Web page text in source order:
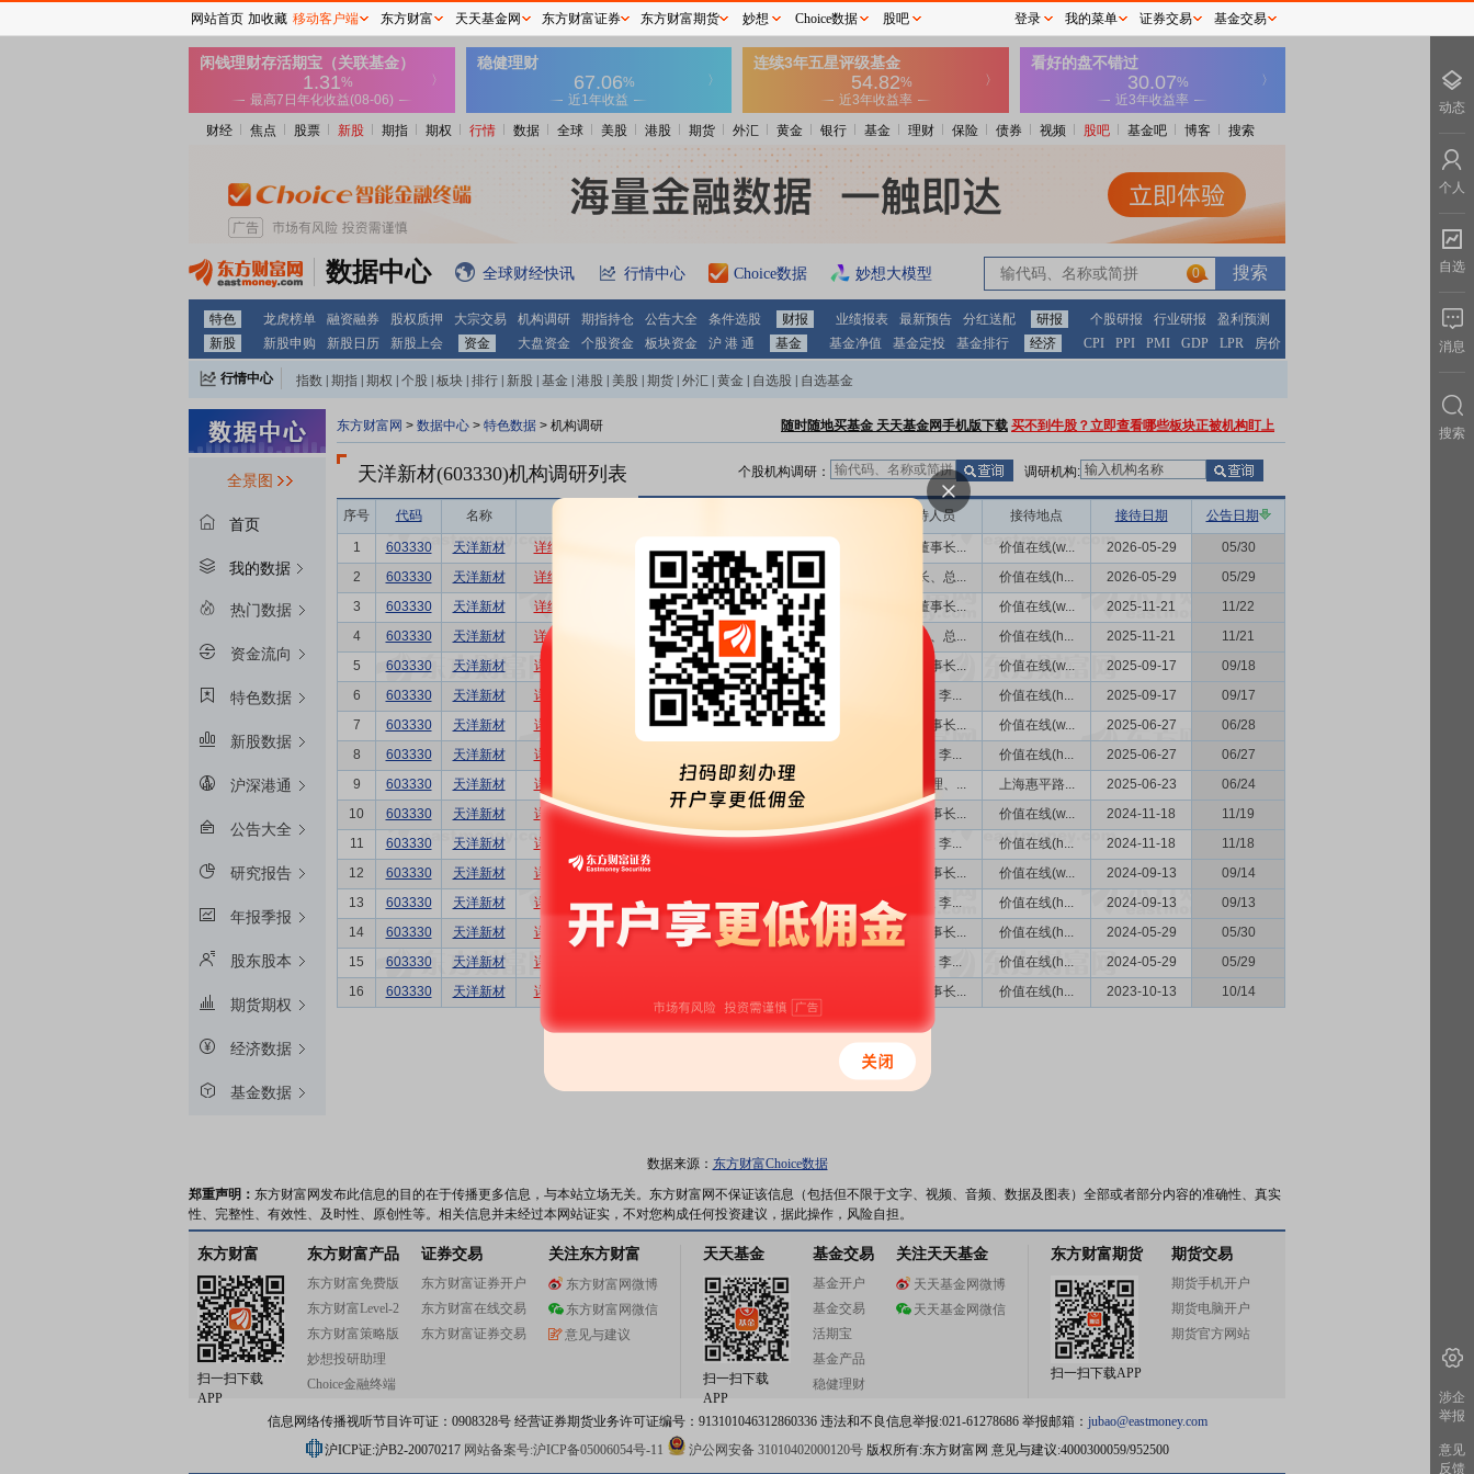
财经 焦点 股票 新股 期指 期权 行情 数据 全球 美股 港股 期货 外汇 黄金 银行 基金 理财 保险 债券 视频 股吧 基金吧 博客 搜索
数据中心 全球财经快讯 行情中心 Choice数据 妙想大模型 0
特色 龙虎榜单 融资融券 股权质押 大宗交易 机构调研 期指持仓 公告大全 条件选股 财报 业绩报表 最新预告 分红送配 研报 个股研报 行业研报
盈利预测
新股
新股申购 新股日历 新股上会 资金 大盘资金 个股资金 板块资金 沪 港 通 基金 基金净值 基金定投 基金排行 经济 CPI PPI PMI GDP LPR 房价
行情中心 指数 期指 期权 个股 板块 排行 新股 基金 港股 美股 期货 外汇 黄金 自选股 自选基金
全景图
首页
我的数据
热门数据
资金流向
特色数据
新股数据
沪深港通
公告大全
研究报告
年报季报
股东股本
期货期权
经济数据
基金数据
东方财富网 > 数据中心 > 特色数据 > 机构调研 随时随地买基金 天天基金网手机版下载 买不到牛股？立即查看哪些板块正被机构盯上
天洋新材(603330)机构调研列表 个股机构调研： 调研机构:
序号 代码 名称 接待人员 接待地点 接待日期 公告日期
1 603330 天洋新材 详细 1 视频,网络互... 公司董事长... 价值在线(w... 2026-05-29
05/30
2
603330 天洋新材 详细 1 业绩说明会 董事长、总... 价值在线(h... 2026-05-29
05/29
3
603330 天洋新材 详细 1 视频,网络互... 公司董事长... 价值在线(w... 2025-11-21
11/22
4
603330 天洋新材 详细 1 业绩说明会 董事长、总... 价值在线(h... 2025-11-21
11/21
5
603330 天洋新材 详细 1 视频,网络互... 公司董事长... 价值在线(w... 2025-09-17
09/18
6
603330 天洋新材 详细 1 业绩说明会 董事长 李... 价值在线(h... 2025-09-17
09/17
7
603330 天洋新材 详细 视频,网络互... 公司董事长... 价值在线(w... 2025-06-27
06/28
8
603330 天洋新材 详细 董事长 李... 价值在线(h... 2025-06-27
06/27
9
603330 天洋新材 详细 11 特定对象调研 副总经理、... 上海惠平路... 2025-06-23
06/24
10
603330 天洋新材 详细 数据 股吧 公司董事长... 价值在线(w... 2024-11-18
11/19
11
603330 天洋新材 详细 1 业绩说明会 董事长 李... 价值在线(h... 2024-11-18
11/18
12
603330 天洋新材 详细 数据 股吧 公司董事长... 价值在线(w... 2024-09-13
09/14
13
603330 天洋新材 详细 数据 股吧 1 业绩说明会 董事长 李... 价值在线(h... 2024-09-13
09/13
14
603330 天洋新材 详细 数据 股吧 网络互动,业... 公司董事长... 价值在线(h... 2024-05-29
05/30
15
603330 天洋新材 详细 董事长 李... 价值在线(h... 2024-05-29
05/29
16
603330 天洋新材 详细 公司董事长... 价值在线(h... 2023-10-13 10/14
数据来源： 东方财富Choice数据
郑重声明： 东方财富网发布此信息的目的在于传播更多信息，与本站立场无关。东方财富网不保证该信息（包括但不限于文字、视频、音频、数据及图表）全部或者部分内容的准确性、真实
性、完整性、有效性、及时性、原创性等。相关信息并未经过本网站证实，不对您构成任何投资建议，据此操作，风险自担。
东方财富
扫一扫下载
APP
东方财富产品
东方财富免费版
东方财富Level-2
东方财富策略版
妙想投研助理
Choice金融终端
证券交易
东方财富证券开户
东方财富在线交易
东方财富证券交易
关注东方财富
东方财富网微博
东方财富网微信
意见与建议
天天基金
扫一扫下载
APP
基金交易
基金开户
基金交易
活期宝
基金产品
稳健理财
关注天天基金
天天基金网微博
天天基金网微信
东方财富期货
扫一扫下载APP
期货交易
期货手机开户
期货电脑开户
期货官方网站
信息网络传播视听节目许可证：0908328号 经营证券期货业务许可证编号：913101046312860336 违法和不良信息举报:021-61278686 举报邮箱： jubao@eastmoney.com
沪ICP证:沪B2-20070217 网站备案号:沪ICP备05006054号-11 沪公网安备 31010402000120号版权所有:东方财富网 意见与建议:4000300059/952500
网站首页 加收藏 移动客户端 东方财富 天天基金网 东方财富证券 东方财富期货 妙想 Choice数据 股吧 登录 我的菜单 证券交易 基金交易
动态
个人
自选
消息
搜索
涉企
举报
意见
反馈